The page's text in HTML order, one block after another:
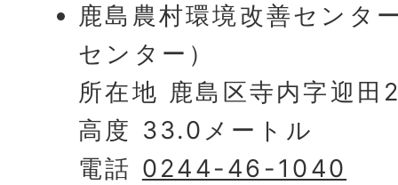
鹿島農村環境改善センタ
センター）
所在地 鹿島区寺内字迎田
高度 33.0メートル
電話 0244-46-1040